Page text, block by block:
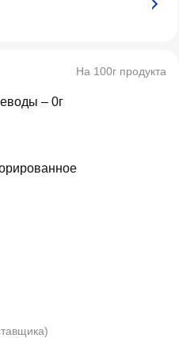
На 100г продукта
– 0г